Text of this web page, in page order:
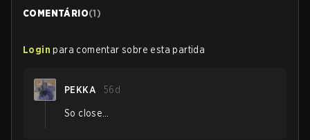
COMENTÁRIO(1)
Login para comentar sobre esta partida
PEKKA 56d
So close…